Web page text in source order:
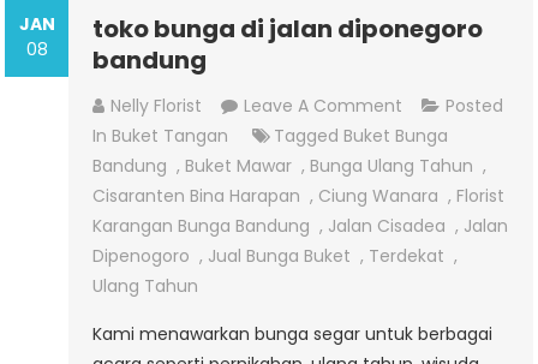
JAN
08
toko bunga di jalan diponegoro
bandung
Nelly Florist Leave A Comment On
Toko
Bunga
Di
Jalan
Diponegoro
Posted
In Buket Tangan Tagged Buket Bunga
Bandung , Buket Mawar , Bunga Ulang Tahun ,
Cisaranten Bina Harapan , Ciung Wanara , Florist
Karangan Bunga Bandung , Jalan Cisadea , Jalan
Dipenogoro , Jual Bunga Buket , Terdekat ,
Ulang Tahun
Kami menawarkan bunga segar untuk berbagai